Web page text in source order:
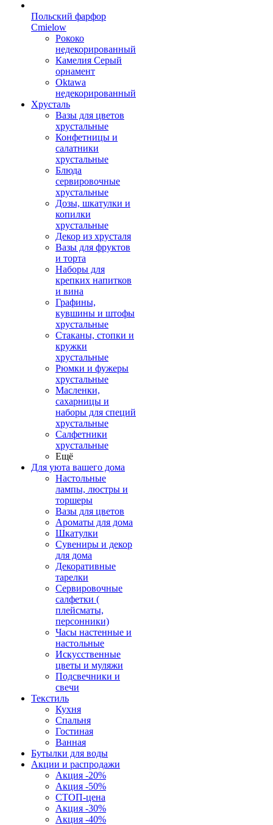
Польский фарфор
Сmielow
Рококо
недекорированный
Камелия Серый
орнамент
Oktawa
недекорированный
Хрусталь
Вазы для цветов
хрустальные
Конфетницы и
салатники
хрустальные
Блюда
сервировочные
хрустальные
Дозы, шкатулки и
копилки
хрустальные
Декор из хрусталя
Вазы для фруктов
и торта
Наборы для
крепких напитков
и вина
Графины,
кувшины и штофы
хрустальные
Стаканы, стопки и
кружки
хрустальные
Рюмки и фужеры
хрустальные
Масленки,
сахарницы и
наборы для специй
хрустальные
Салфетники
хрустальные
Ещё
Для уюта вашего дома
Настольные
лампы, люстры и
торшеры
Вазы для цветов
Ароматы для дома
Шкатулки
Сувениры и декор
для дома
Декоративные
тарелки
Сервировочные
салфетки (
плейсматы,
персонники)
Часы настенные и
настольные
Искусственные
цветы и муляжи
Подсвечники и
свечи
Текстиль
Кухня
Спальня
Гостиная
Ванная
Бутылки для воды
Акции и распродажи
Акция -20%
Акция -50%
СТОП-цена
Акция -30%
Акция -40%